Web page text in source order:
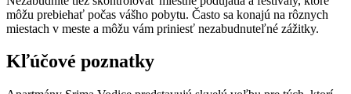
môžu prebiehať počas vášho pobytu. Často sa konajú na rôznych
miestach v meste a môžu vám priniesť nezabudnuteľné zážitky.
Kľúčové poznatky